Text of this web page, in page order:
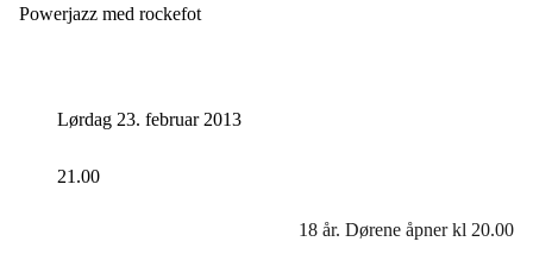
Powerjazz med rockefot
Lørdag 23. februar 2013
21.00
18 år. Dørene åpner kl 20.00